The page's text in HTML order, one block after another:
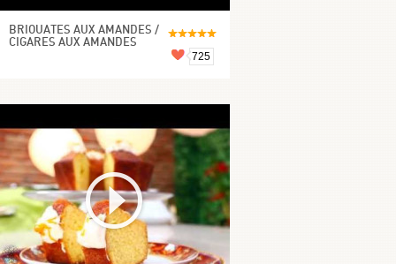
BRIOUATES AUX AMANDES /
CIGARES AUX AMANDES
725